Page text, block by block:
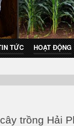
TỨC HOẠT ĐỘNG
trồng Hải